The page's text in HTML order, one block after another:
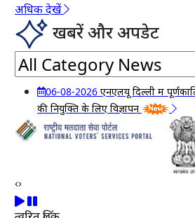
अधिक देखें
खबरें और अपडेट
06-08-2026 एनएलयू दिल्ली में
की नियुक्ति के लिए विज्ञापन
05-08-2026 Advertisement for
Time IPR Chair Professor at IIT
PUBLIC NOTICE :
Applications for Consultant and
‹›